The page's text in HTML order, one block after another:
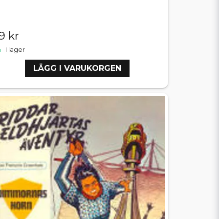
kr
I lager
LÄGG I VARUKORGEN